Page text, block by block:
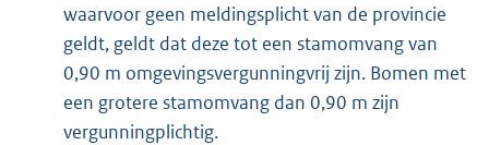
waarvoor geen meldingsplicht van de provincie
geldt, geldt dat deze tot een stamomvang van
0,90 m omgevingsvergunningvrij zijn. Bomen met
een grotere stamomvang dan 0,90 m zijn
vergunningplichtig.